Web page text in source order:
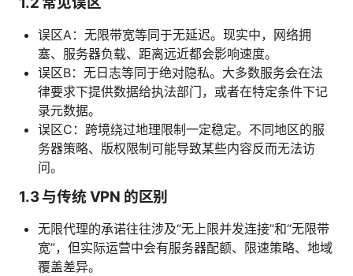
误区A：无限带宽等同于无延迟。现实中，网络拥
塞、服务器负载、距离远近都会影响速度。
误区B：无日志等同于绝对隐私。大多数服务会在法
律要求下提供数据给执法部门，或者在特定条件下记
录元数据。
误区C：跨境绕过地理限制一定稳定。不同地区的服
务器策略、版权限制可能导致某些内容反而无法访
问。
1.3 与传统 VPN 的区别
无限代理的承诺往往涉及“无上限并发连接”和“无限带
宽”，但实际运营中会有服务器配额、限速策略、地域
覆盖差异。